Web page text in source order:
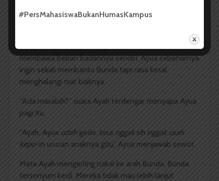
Pagi ini dia marah karena melihat Bundanya. Bunda
dipapah Ayah. Kelihatannya Bunda kesusahan sekali
membawa beban badannya sendiri. Ayua sebenarnya
ingin sekali membantu Bunda tapi rasa kesal
menghalangi niat baiknya.
“Ada masalah?” suara Ayah terdengar menyapa Ayua
pagi itu.
“Ayah, Ayua udah gede, bisa nggak sih nggak usah
kepo-in urusan anaknya gitu,” Ayua menjawab sewot.
Mata Ayah mengerling nakal ke arah Bunda. Bunda
tersenyum kecil. Mereka tidak mau lebih lanjut
#PersMahasiswaBukanHumasKampus